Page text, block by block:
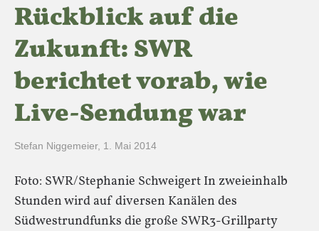
Rückblick auf die
Zukunft: SWR
berichtet vorab, wie
Live-Sendung war
Stefan Niggemeier, 1. Mai 2014
Foto: SWR/Stephanie Schweigert In zweieinhalb
Stunden wird auf diversen Kanälen des
Südwestrundfunks die große SWR3-Grillparty